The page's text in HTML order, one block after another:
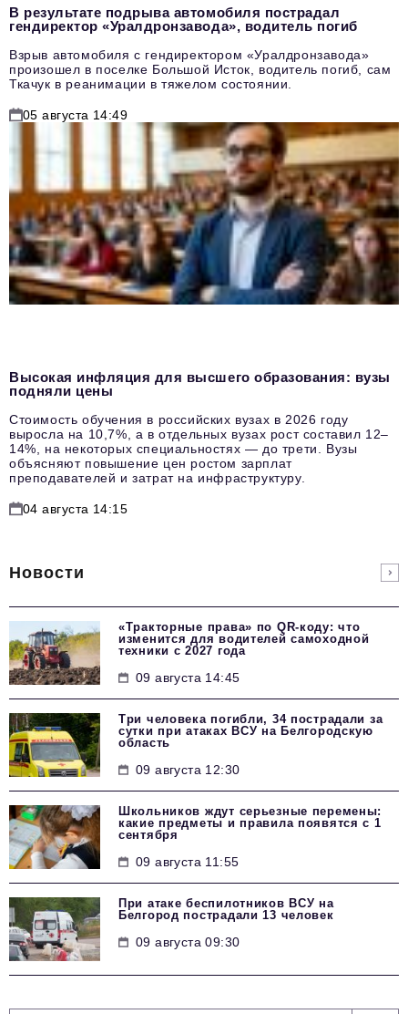
В результате подрыва автомобиля пострадал
гендиректор «Уралдронзавода», водитель погиб
Взрыв автомобиля с гендиректором «Уралдронзавода»
произошел в поселке Большой Исток, водитель погиб, сам
Ткачук в реанимации в тяжелом состоянии.
05 августа 14:49
Высокая инфляция для высшего образования: вузы
подняли цены
Стоимость обучения в российских вузах в 2026 году
выросла на 10,7%, а в отдельных вузах рост составил 12–
14%, на некоторых специальностях — до трети. Вузы
объясняют повышение цен ростом зарплат
преподавателей и затрат на инфраструктуру.
04 августа 14:15
Новости
«Тракторные права» по QR-коду: что
изменится для водителей самоходной
техники с 2027 года
09 августа 14:45
Три человека погибли, 34 пострадали за
сутки при атаках ВСУ на Белгородскую
область
09 августа 12:30
Школьников ждут серьезные перемены:
какие предметы и правила появятся с 1
сентября
09 августа 11:55
При атаке беспилотников ВСУ на
Белгород пострадали 13 человек
09 августа 09:30